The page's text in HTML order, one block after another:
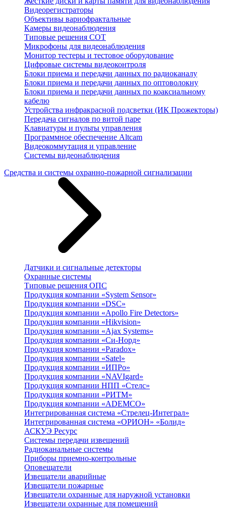
Видеорегистраторы
Объективы вариофрактальные
Камеры видеонаблюдения
Типовые решения СОТ
Микрофоны для видеонаблюдения
Монитор тестеры и тестовое оборудование
Цифровые системы видеоконтроля
Блоки приема и передачи данных по радиоканалу
Блоки приема и передачи данных по оптоволокну
Блоки приема и передачи данных по коаксиальному
кабелю
Устройства инфракрасной подсветки (ИК Прожекторы)
Передача сигналов по витой паре
Клавиатуры и пульты управления
Программное обеспечение Altcam
Видеокоммутация и управление
Системы видеонаблюдения
Средства и системы охранно-пожарной сигнализации
Датчики и сигнальные детекторы
Охранные системы
Типовые решения ОПС
Продукция компании «System Sensor»
Продукция компании «DSC»
Продукция компании «Apollo Fire Detectors»
Продукция компании «Hikvision»
Продукция компании «Ajax Systems»
Продукция компании «Си-Норд»
Продукция компании «Paradox»
Продукция компании «Satel»
Продукция компании «ИПРо»
Продукция компании «NAVIgard»
Продукция компании НПП «Стелс»
Продукция компании «РИТМ»
Продукция компании «ADEMCO»
Интегрированная система «Стрелец-Интеграл»
Интегрированная система «ОРИОН» «Болид»
АСКУЭ Ресурс
Системы передачи извещений
Радиоканальные системы
Приборы приемно-контрольные
Оповещатели
Извещатели аварийные
Извещатели пожарные
Извещатели охранные для наружной установки
Извещатели охранные для помещений